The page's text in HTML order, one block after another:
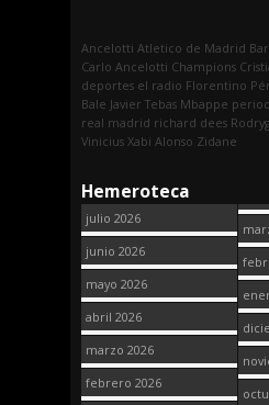
Ancelotti Atletico de Madrid
Carlo Ancelotti Champions
deportes el radio Florentino
Bale Javier Tebas Mbappe
real madrid richard dees
Vinicius Xabi Alonso Zidane
Hemeroteca
julio 2026
junio 2026
mayo 2026
abril 2026
marzo 2026
febrero 2026